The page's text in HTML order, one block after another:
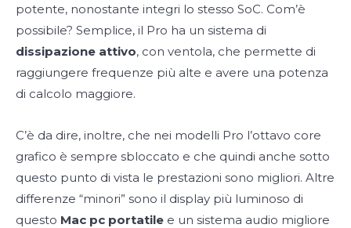
potente, nonostante integri lo stesso SoC. Com’è
possibile? Semplice, il Pro ha un sistema di
dissipazione attivo, con ventola, che permette di
raggiungere frequenze più alte e avere una potenza
di calcolo maggiore.
C’è da dire, inoltre, che nei modelli Pro l’ottavo core
grafico è sempre sbloccato e che quindi anche sotto
questo punto di vista le prestazioni sono migliori. Altre
differenze “minori” sono il display più luminoso di
questo Mac pc portatile e un sistema audio migliore